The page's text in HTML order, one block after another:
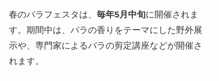
春のバラフェスタは、 毎年5月中旬に開催されま
す。期間中は、バラの香りをテーマにした野外展
示や、専門家によるバラの剪定講座などが開催さ
れます。